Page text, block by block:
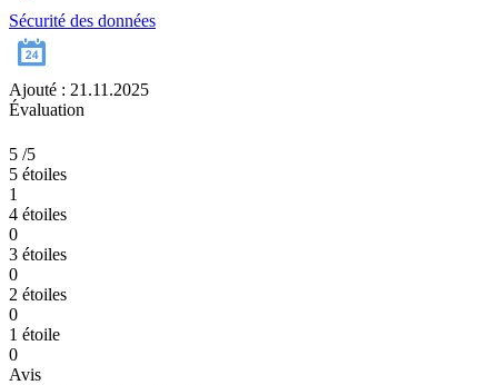
Sécurité des données
Ajouté : 21.11.2025
Évaluation
5 /5
5 étoiles
1
4 étoiles
0
3 étoiles
0
2 étoiles
0
1 étoile
0
Avis